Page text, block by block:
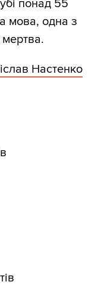
понад 55
мова, одна з
мертва.
Настенко